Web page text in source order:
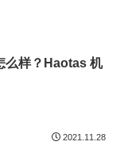
么样？Haotas 机
2021.11.28